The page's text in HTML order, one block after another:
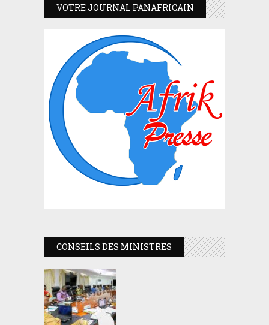
VOTRE JOURNAL PANAFRICAIN
CONSEILS DES MINISTRES